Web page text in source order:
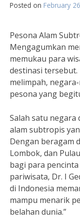
Posted on February
Pesona Alam
Mengagumkan
memukau para
destinasi tersebut.
melimpah,
pesona yang
Salah satu negara
alam subtropis
Dengan beragam
Lombok, dan
bagi para
pariwisata, Dr. I
di Indonesia
mampu menarik
belahan dunia.”